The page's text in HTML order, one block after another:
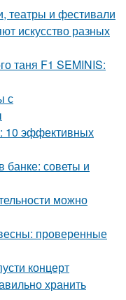
театры и фестивали
искусство разных
таня F1 SEMINIS:
с
10 эффективных
банке: советы и
можно
проверенные
концерт
хранить